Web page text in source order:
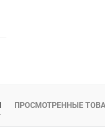
ПРОСМОТРЕННЫЕ